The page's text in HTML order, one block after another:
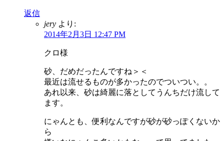
返信
jery より:
2014年2月3日 12:47 PM
クロ様
砂、だめだったんですね＞＜
最近は流せるものが多かったのでついつい。。
あれ以来、砂は綺麗に落としてうんちだけ流して
ます。
にゃんとも、便利なんですが砂が砂っぽくないか
ら